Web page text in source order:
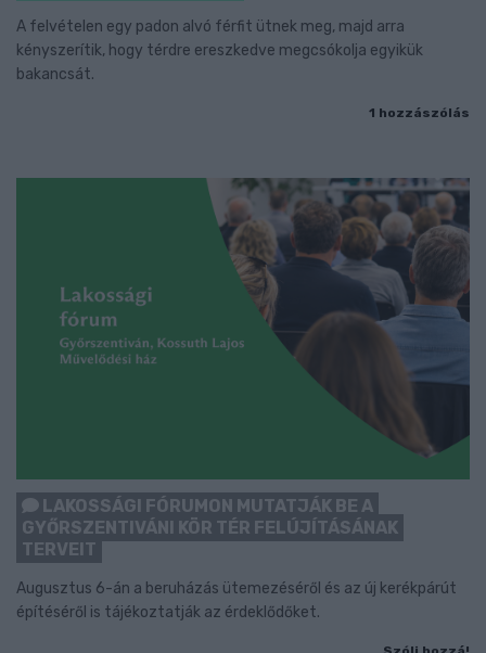
A felvételen egy padon alvó férfit ütnek meg, majd arra
kényszerítik, hogy térdre ereszkedve megcsókolja egyikük
bakancsát.
1 hozzászólás
LAKOSSÁGI FÓRUMON MUTATJÁK BE A
GYŐRSZENTIVÁNI KÖR TÉR FELÚJÍTÁSÁNAK
TERVEIT
Augusztus 6-án a beruházás ütemezéséről és az új kerékpárút
építéséről is tájékoztatják az érdeklődőket.